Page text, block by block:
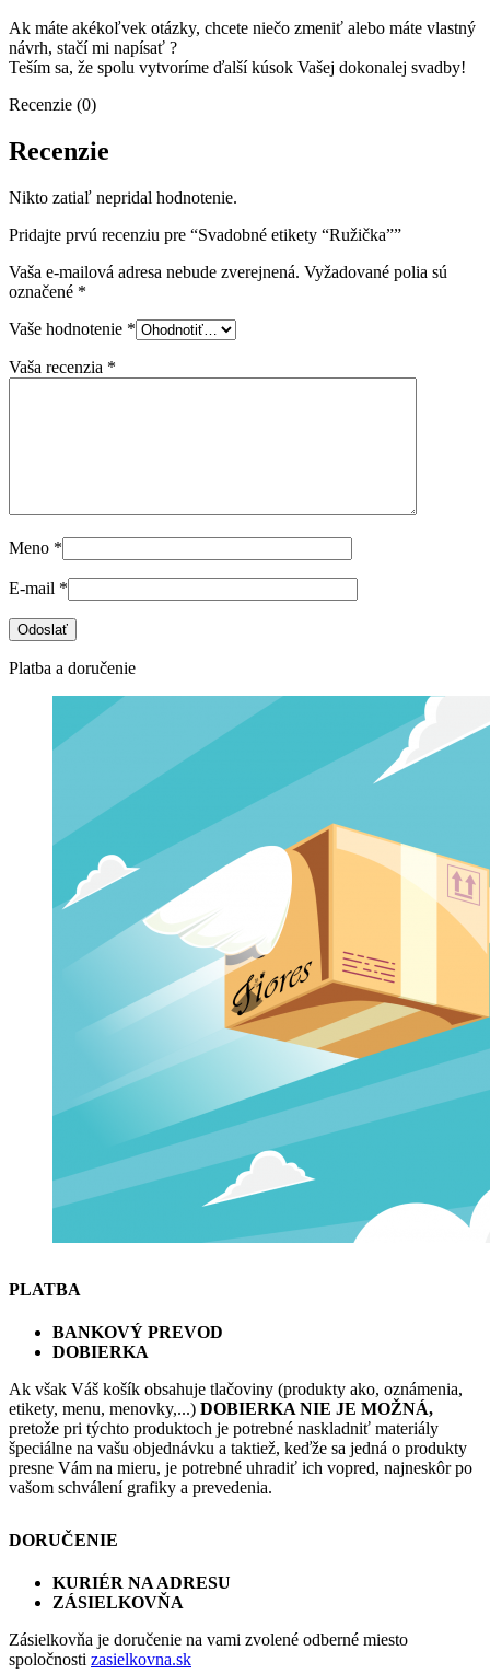
Ak máte akékoľvek otázky, chcete niečo zmeniť alebo máte vlastný
návrh, stačí mi napísať ?
Teším sa, že spolu vytvoríme ďalší kúsok Vašej dokonalej svadby!
Recenzie (0)
Recenzie
Nikto zatiaľ nepridal hodnotenie.
Pridajte prvú recenziu pre “Svadobné etikety “Ružička””
Vaša e-mailová adresa nebude zverejnená. Vyžadované polia sú
označené *
Vaše hodnotenie *
Vaša recenzia *
Meno *
E-mail *
Platba a doručenie
PLATBA
BANKOVÝ PREVOD
DOBIERKA
Ak však Váš košík obsahuje tlačoviny (produkty ako, oznámenia,
etikety, menu, menovky,...) DOBIERKA NIE JE MOŽNÁ,
pretože pri týchto produktoch je potrebné naskladniť materiály
špeciálne na vašu objednávku a taktiež, keďže sa jedná o produkty
presne Vám na mieru, je potrebné uhradiť ich vopred, najneskôr po
vašom schválení grafiky a prevedenia.
DORUČENIE
KURIÉR NA ADRESU
ZÁSIELKOVŇA
Zásielkovňa je doručenie na vami zvolené odberné miesto
spoločnosti zasielkovna.sk